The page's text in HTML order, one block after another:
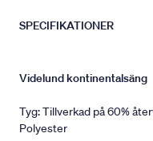
SPECIFIKATIONER
Videlund kontinentalsäng
Tyg: Tillverkad på 60%
Polyester